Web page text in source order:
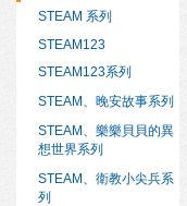
STEAM 系列
STEAM123
STEAM123系列
STEAM、晚安故事系列
STEAM、樂樂貝貝的異
想世界系列
STEAM、衛教小尖兵系
列